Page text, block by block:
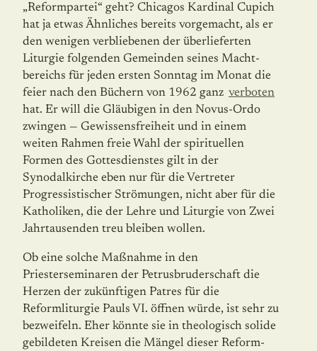
„Reformpartei“ geht? Chicagos Kardinal Cupich
hat ja etwas Ähnliches bereits vorgemacht, als er
den wenigen verbliebenen der überlieferten
Liturgie folgenden Gemeinden seines Macht­
bereichs für jeden ersten Sonntag im Monat die
feier nach den Büchern von 1962 ganz verboten
hat. Er will die Gläubigen in den Novus-Ordo
zwingen — Gewissensfreiheit und in einem
weiten Rahmen freie Wahl der spirituellen
Formen des Gottesdienstes gilt in der
Synodalkirche eben nur für die Vertreter
Progressistischer Strömungen, nicht aber für die
Katholiken, die der Lehre und Liturgie von Zwei
Jahrtausenden treu bleiben wollen.
Ob eine solche Maßnahme in den
Priesterseminaren der Petrusbruderschaft die
Herzen der zukünftigen Patres für die
Reformliturgie Pauls VI. öffnen würde, ist sehr zu
be­zwei­feln. Eher könnte sie in theologisch solide
gebildeten Kreisen die Mängel dieser Reform­